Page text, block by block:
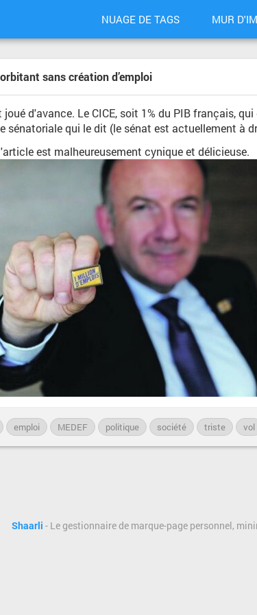
NUAGE DE TAGS MUR
sans création d’emploi
joué d'avance. Le CICE, soit 1% du PIB français,
sénatoriale qui le dit (le sénat est actuellement à
est malheureusement cynique et délicieuse.
emploi MEDEF politique société triste vol
Shaarli - Le gestionnaire de marque-page personnel,